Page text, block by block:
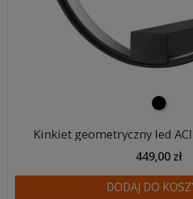
czarny
Kinkiet geometryczny led
449,00 zł
DODAJ DO